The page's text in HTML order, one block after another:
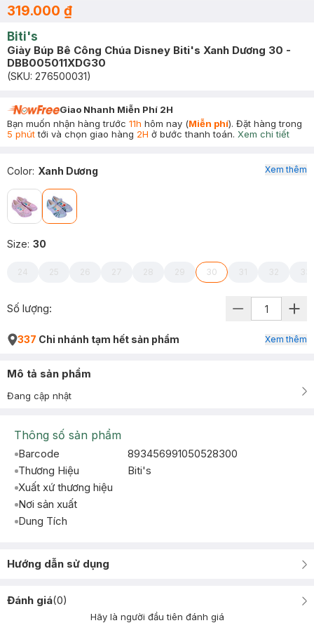
319.000 ₫
Biti's
Giày Búp Bê Công Chúa Disney Biti's Xanh Dương 30 -
DBB005011XDG30
(SKU: 276500031)
Giao Nhanh Miễn Phí 2H
Bạn muốn nhận hàng trước 11h hôm nay (Miễn phí). Đặt hàng trong
5 phúttới và chọn giao hàng 2H ở bước thanh toán. Xem chi tiết
Color: Xanh Dương
Size: 30
24 25 26 27 28 29 30 31 32 33
Xem thêm
Số lượng:
337 Chi nhánh tạm hết sản phẩm Xem thêm
Mô tả sản phẩm
Đang cập nhật
Thông số sản phẩm
Barcode
893456991050528300
Thương Hiệu
Biti's
Xuất xứ thương hiệu
Nơi sản xuất
Dung Tích
Hướng dẫn sử dụng
Đánh giá(0)
Hãy là người đầu tiên đánh giá